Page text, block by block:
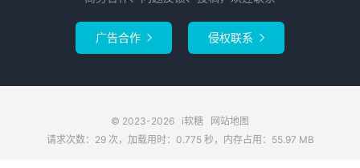
广告合作  侵权联系 
© 2023-2026 i软糖
网站地图
请求次数：29 次，加载用时：0.775 秒，内存占用：55.97 MB